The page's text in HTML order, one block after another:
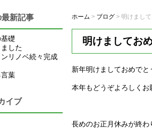
ホーム > ブログ > 明けまし
明けましてお
新年明けましておめでと
本年もどうぞよろしくお
長めのお正月休みが終
最新記事
礎
した
リノベ続々完成
葉
イブ